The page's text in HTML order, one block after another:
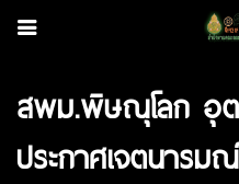
สพม.พิษณุโลก อุ
ประกาศเจตนาร